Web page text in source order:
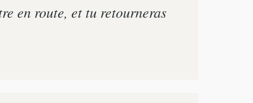
en route, et tu retourneras